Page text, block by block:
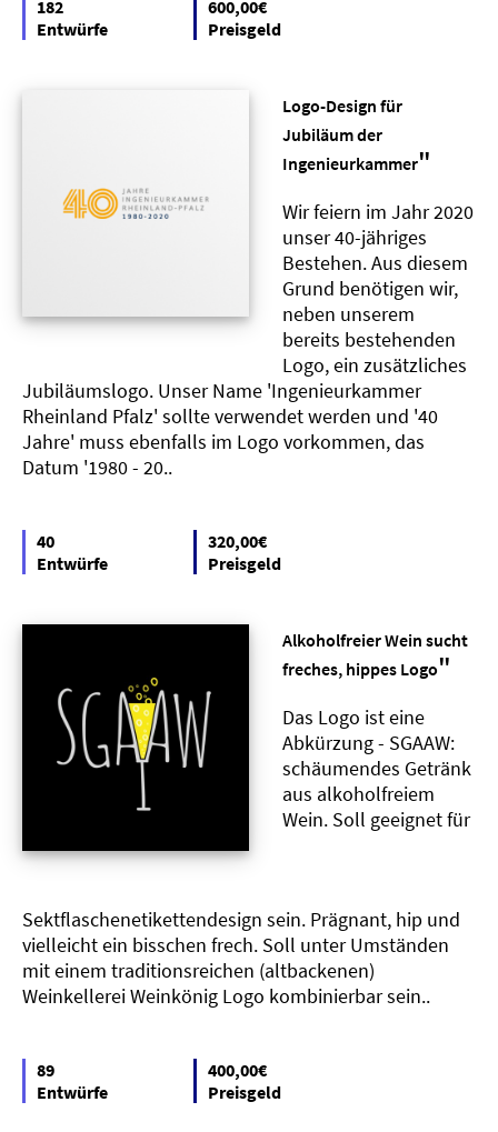
182
Entwürfe
600,00€
Preisgeld
Logo-Design für
Jubiläum der
Ingenieurkammer"
Wir feiern im Jahr 2020
unser 40-jähriges
Bestehen. Aus diesem
Grund benötigen wir,
neben unserem
bereits bestehenden
Logo, ein zusätzliches
Jubiläumslogo. Unser Name 'Ingenieurkammer
Rheinland Pfalz' sollte verwendet werden und '40
Jahre' muss ebenfalls im Logo vorkommen, das
Datum '1980 - 20..
40
Entwürfe
320,00€
Preisgeld
Alkoholfreier Wein sucht
freches, hippes Logo"
Das Logo ist eine
Abkürzung - SGAAW:
schäumendes Getränk
aus alkoholfreiem
Wein. Soll geeignet für
Sektflaschenetikettendesign sein. Prägnant, hip und
vielleicht ein bisschen frech. Soll unter Umständen
mit einem traditionsreichen (altbackenen)
Weinkellerei Weinkönig Logo kombinierbar sein..
89
Entwürfe
400,00€
Preisgeld